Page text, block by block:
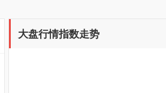
大盘行情指数走势